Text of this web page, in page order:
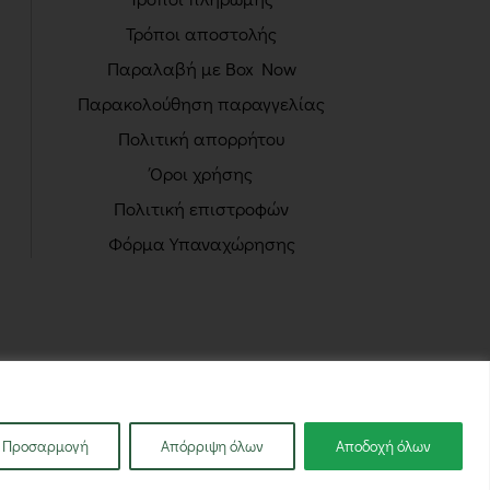
Προσαρμογή Απόρριψη όλων Αποδοχή όλων
Τρόποι αποστολής
Παραλαβή με Box Now
Παρακολούθηση παραγγελίας
Πολιτική απορρήτου
Όροι χρήσης
Πολιτική επιστροφών
Φόρμα Υπαναχώρησης